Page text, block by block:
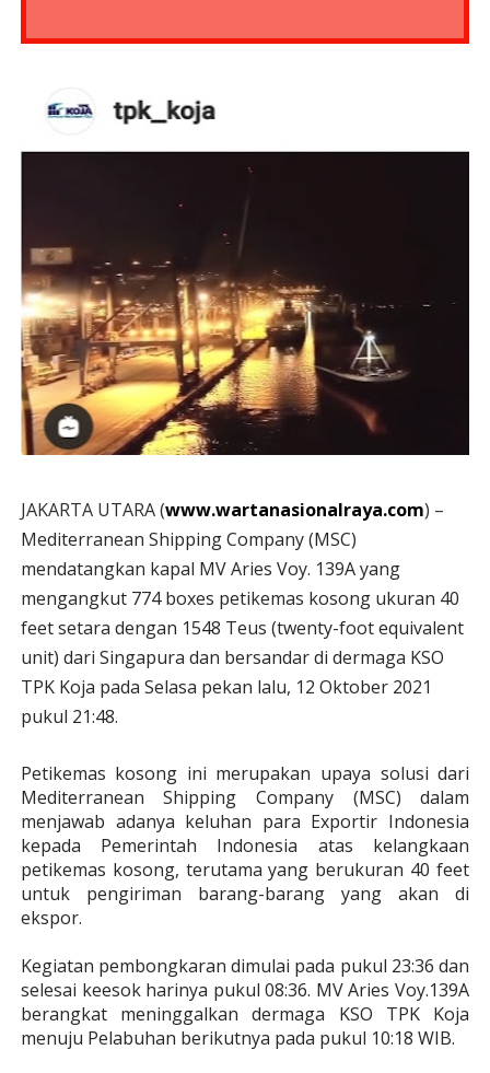
JAKARTA UTARA (www.wartanasionalraya.com) –
Mediterranean Shipping Company (MSC)
mendatangkan kapal MV Aries Voy. 139A yang
mengangkut 774 boxes petikemas kosong ukuran 40
feet setara dengan 1548 Teus (twenty-foot equivalent
unit) dari Singapura dan bersandar di dermaga KSO
TPK Koja pada Selasa pekan lalu, 12 Oktober 2021
pukul 21:48.
Petikemas kosong ini merupakan upaya solusi dari
Mediterranean Shipping Company (MSC) dalam
menjawab adanya keluhan para Exportir Indonesia
kepada Pemerintah Indonesia atas kelangkaan
petikemas kosong, terutama yang berukuran 40 feet
untuk pengiriman barang-barang yang akan di
ekspor.
Kegiatan pembongkaran dimulai pada pukul 23:36 dan
selesai keesok harinya pukul 08:36. MV Aries Voy.139A
berangkat meninggalkan dermaga KSO TPK Koja
menuju Pelabuhan berikutnya pada pukul 10:18 WIB.